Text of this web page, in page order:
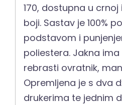
170, dostupna u
boji. Sastav je 100%
podstavom i
poliestera. Jakna
rebrasti ovratnik,
Opremljena je s dva
drukerima te jednim